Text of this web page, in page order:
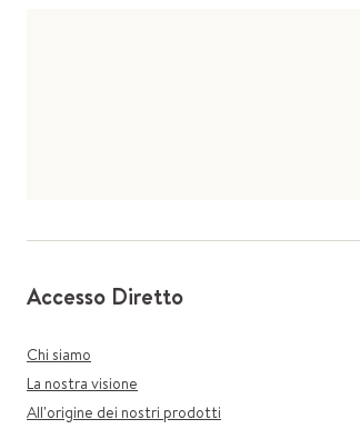
Accesso Diretto
Chi siamo
La nostra visione
All'origine dei nostri prodotti